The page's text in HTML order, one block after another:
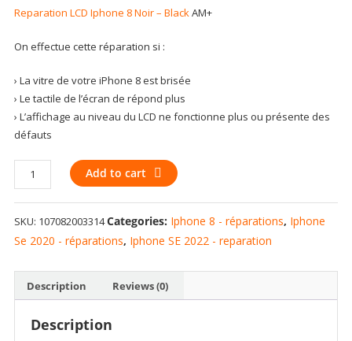
Reparation LCD Iphone 8 Noir – BlackAM+
On effectue cette réparation si :
› La vitre de votre iPhone 8 est brisée
› Le tactile de l’écran de répond plus
› L’affichage au niveau du LCD ne fonctionne plus ou présente des
défauts
Reparation
LCD
Iphone
8/SE
(2020
Noir
Black
Add to cart
SKU: 107082003314Categories: Iphone 8 - réparations, Iphone
Se 2020 - réparations, Iphone SE 2022 - reparation
Description Reviews (0)
Description